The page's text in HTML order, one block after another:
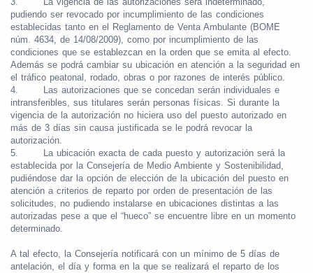
pudiendo ser revocado por incumplimiento de las condiciones
establecidas tanto en el Reglamento de Venta Ambulante (BOME
núm. 4634, de 14/08/2009), como por incumplimiento de las
condiciones que se establezcan en la orden que se emita al efecto.
Además se podrá cambiar su ubicación en atención a la seguridad en
el tráfico peatonal, rodado, obras o por razones de interés público.
4.
Las autorizaciones que se concedan serán individuales e
intransferibles, sus titulares serán personas físicas. Si durante la
vigencia de la autorización no hiciera uso del puesto autorizado en
más de 3 días sin causa justificada se le podrá revocar la
autorización.
5.
La ubicación exacta de cada puesto y autorización será la
establecida por la Consejería de Medio Ambiente y Sostenibilidad,
pudiéndose dar la opción de elección de la ubicación del puesto en
atención a criterios de reparto por orden de presentación de las
solicitudes, no pudiendo instalarse en ubicaciones distintas a las
autorizadas pese a que el “hueco” se encuentre libre en un momento
determinado.
A tal efecto, la Consejería notificará con un mínimo de 5 días de
antelación, el día y forma en la que se realizará el reparto de los